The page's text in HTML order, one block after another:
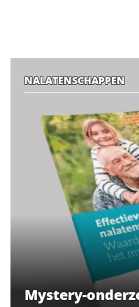
NALATENSCHAPPEN
Mystery-